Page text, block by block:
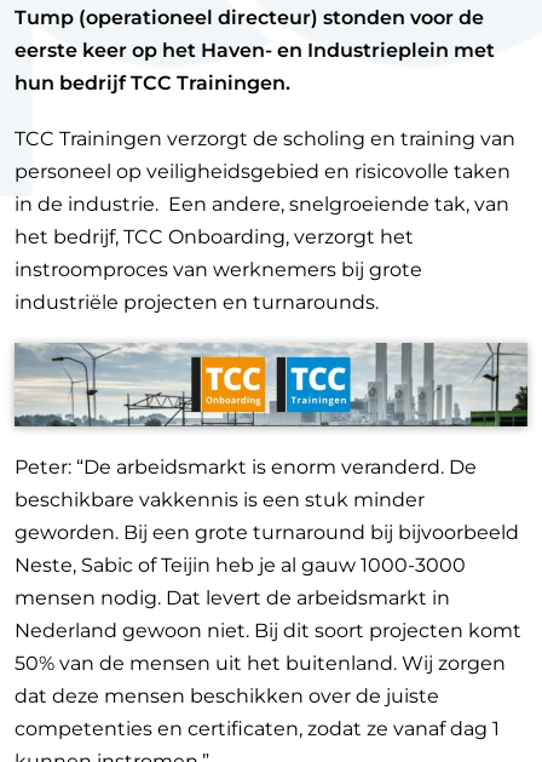
Tump (operationeel directeur) stonden voor de
eerste keer op het Haven- en Industrieplein met
hun bedrijf TCC Trainingen.
TCC Trainingen verzorgt de scholing en training van
personeel op veiligheidsgebied en risicovolle taken
in de industrie. Een andere, snelgroeiende tak, van
het bedrijf, TCC Onboarding, verzorgt het
instroomproces van werknemers bij grote
industriële projecten en turnarounds.
Peter: “De arbeidsmarkt is enorm veranderd. De
beschikbare vakkennis is een stuk minder
geworden. Bij een grote turnaround bij bijvoorbeeld
Neste, Sabic of Teijin heb je al gauw 1000-3000
mensen nodig. Dat levert de arbeidsmarkt in
Nederland gewoon niet. Bij dit soort projecten komt
50% van de mensen uit het buitenland. Wij zorgen
dat deze mensen beschikken over de juiste
competenties en certificaten, zodat ze vanaf dag 1